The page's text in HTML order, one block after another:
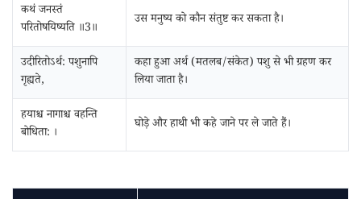
कथं जनस्तं
परितोषयिष्यति ॥3॥
उस मनुष्य को कौन संतुष्ट कर सकता है।
उदीरितोऽर्थ: पशुनापि
गृह्यते,
कहा हुआ अर्थ (मतलब/संकेत) पशु से भी ग्रहण कर
लिया जाता है।
हयाश्च नागाश्च वहन्ति
बोधिता: ।
घोड़े और हाथी भी कहे जाने पर ले जाते हैं।